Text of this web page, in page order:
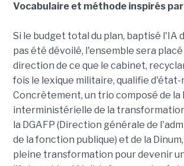
Vocabulaire et méthode inspirés
Si le budget total du plan, baptisé l'IA
pas été dévoilé, l'ensemble sera placé
direction de ce que le cabinet,
fois le lexique militaire, qualifie d'état-
Concrètement, un trio composé de la
interministérielle de la
la DGAFP (Direction générale de
de la fonction publique) et de la
pleine transformation pour devenir